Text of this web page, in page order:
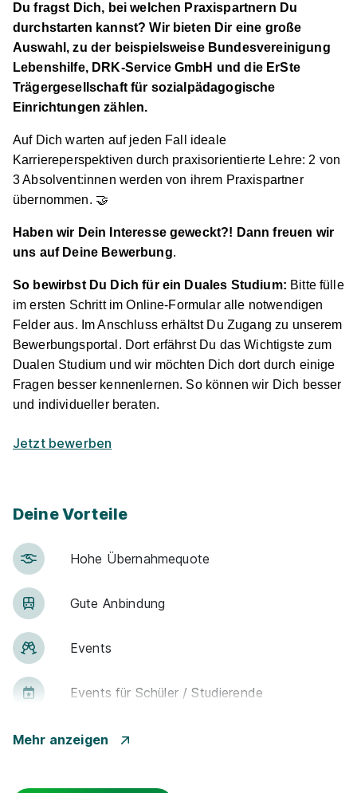
Du fragst Dich, bei welchen Praxispartnern Du
durchstarten kannst? Wir bieten Dir eine große
Auswahl, zu der beispielsweise Bundesvereinigung
Lebenshilfe, DRK-Service GmbH und die ErSte
Trägergesellschaft für sozialpädagogische
Einrichtungen zählen.
Auf Dich warten auf jeden Fall ideale
Karriereperspektiven durch praxisorientierte Lehre: 2 von
3 Absolvent:innen werden von ihrem Praxispartner
übernommen. 🤝
Haben wir Dein Interesse geweckt?! Dann freuen wir
uns auf Deine Bewerbung.
So bewirbst Du Dich für ein Duales Studium: Bitte fülle
im ersten Schritt im Online-Formular alle notwendigen
Felder aus. Im Anschluss erhältst Du Zugang zu unserem
Bewerbungsportal. Dort erfährst Du das Wichtigste zum
Dualen Studium und wir möchten Dich dort durch einige
Fragen besser kennenlernen. So können wir Dich besser
und individueller beraten.
Jetzt bewerben
Deine Vorteile
Hohe Über­nah­me­quote
Gute An­bin­dung
Events
Events für Schü­ler / Stu­die­ren­de
Rabatt-Pro­gramme für Schüler / ­Studierende
Mehr anzeigen